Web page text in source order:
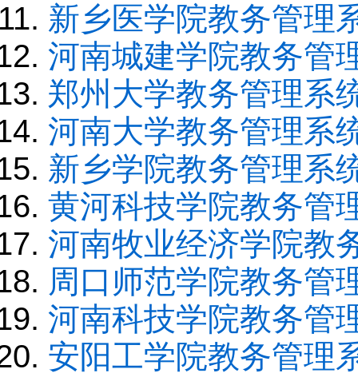
新乡医学院教务管理
河南城建学院教务管
郑州大学教务管理系
河南大学教务管理系
新乡学院教务管理系
黄河科技学院教务管
河南牧业经济学院教
周口师范学院教务管
河南科技学院教务管
安阳工学院教务管理